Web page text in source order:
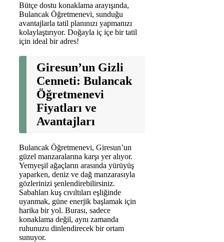
Bütçe dostu konaklama arayışında,
Bulancak Öğretmenevi, sunduğu
avantajlarla tatil planınızı yapmanızı
kolaylaştırıyor. Doğayla iç içe bir tatil
için ideal bir adres!
Giresun’un Gizli
Cenneti: Bulancak
Öğretmenevi
Fiyatları ve
Avantajları
Bulancak Öğretmenevi, Giresun’un
güzel manzaralarına karşı yer alıyor.
Yemyeşil ağaçların arasında yürüyüş
yaparken, deniz ve dağ manzarasıyla
gözlerinizi şenlendirebilirsiniz.
Sabahları kuş cıvıltıları eşliğinde
uyanmak, güne enerjik başlamak için
harika bir yol. Burası, sadece
konaklama değil, aynı zamanda
ruhunuzu dinlendirecek bir ortam
sunuyor.